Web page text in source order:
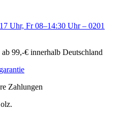
Uhr, Fr 08–14:30 Uhr – 0201
99,-€ innerhalb Deutschland
Zahlungen